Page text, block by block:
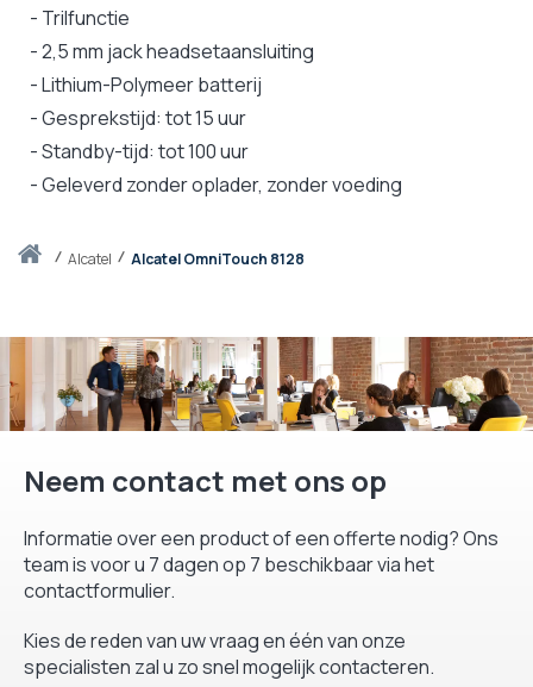
Thuisalcatel Alcatel OmniTouch 8128
- Trilfunctie
- 2,5 mm jack headsetaansluiting
- Lithium-Polymeer batterij
- Gesprekstijd: tot 15 uur
- Standby-tijd: tot 100 uur
- Geleverd zonder oplader, zonder voeding
Neem contact met ons op
Informatie over een product of een offerte nodig? Ons
team is voor u 7 dagen op 7 beschikbaar via het
contactformulier.
Kies de reden van uw vraag en één van onze
specialisten zal u zo snel mogelijk contacteren.